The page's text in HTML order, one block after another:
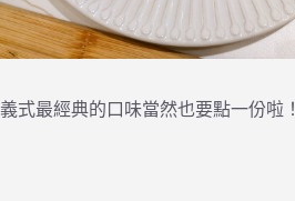
義式最經典的口味當然也要點一份啦！